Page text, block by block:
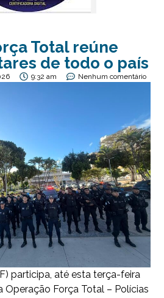
Total reúne
de todo o país
9:32 am Nenhum comentário
participa, até esta terça-feira
Operação Força Total – Polícias